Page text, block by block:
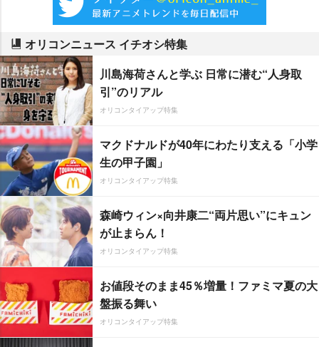
オリコンニュース イチオシ特集
川島海荷さんと学ぶ 日常に潜む“人身取
引”のリアル
オリコンタイアップ特集
マクドナルドが40年にわたり支える「小学
生の甲子園」
オリコンタイアップ特集
森崎ウィン×向井康二“両片思い”にキュン
が止まらん！
オリコンタイアップ特集
お値段そのまま45％増量！ファミマ夏の大
盤振る舞い
オリコンタイアップ特集